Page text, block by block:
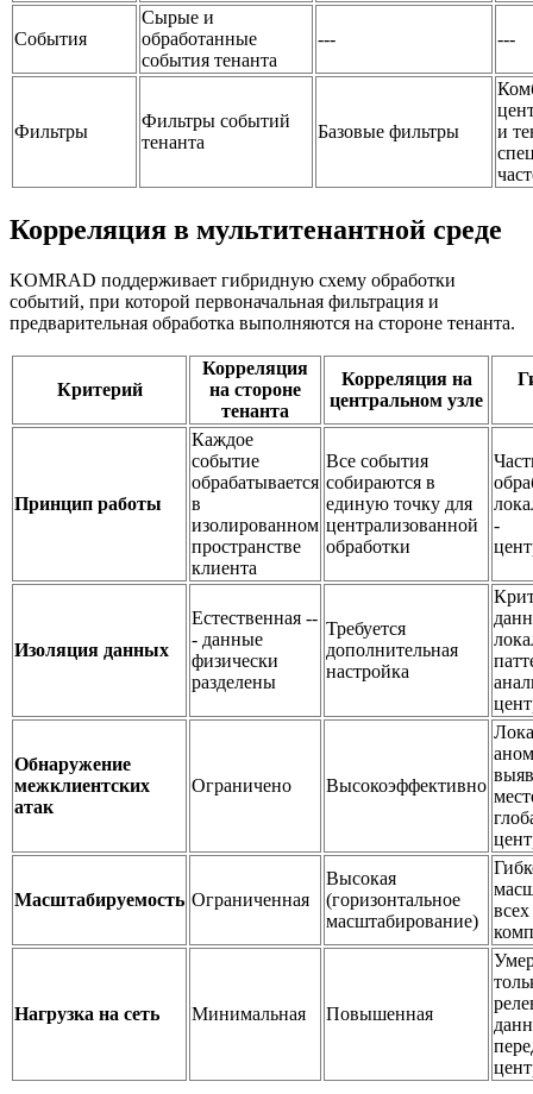
События
Сырые и
обработанные
события тенанта
--- ---
Фильтры
Фильтры событий
тенанта
Базовые фильтры
и
Корреляция в мультитенантной среде
KOMRAD поддерживает гибридную схему обработки
событий, при которой первоначальная фильтрация и
предварительная обработка выполняются на стороне тенанта.
Критерий
Корреляция
на стороне
тенанта
Корреляция на
центральном узле
Принцип работы
Каждое
событие
обрабатывается
в
изолированном
пространстве
клиента
Все события
собираются в
единую точку для
централизованной
обработки
-
Изоляция данных
Естественная --
- данные
физически
разделены
Требуется
дополнительная
настройка
Обнаружение
межклиентских
атак
Ограничено Высокоэффективно
Масштабируемость Ограниченная
Высокая
(горизонтальное
масштабирование)
всех
Нагрузка на сеть Минимальная Повышенная